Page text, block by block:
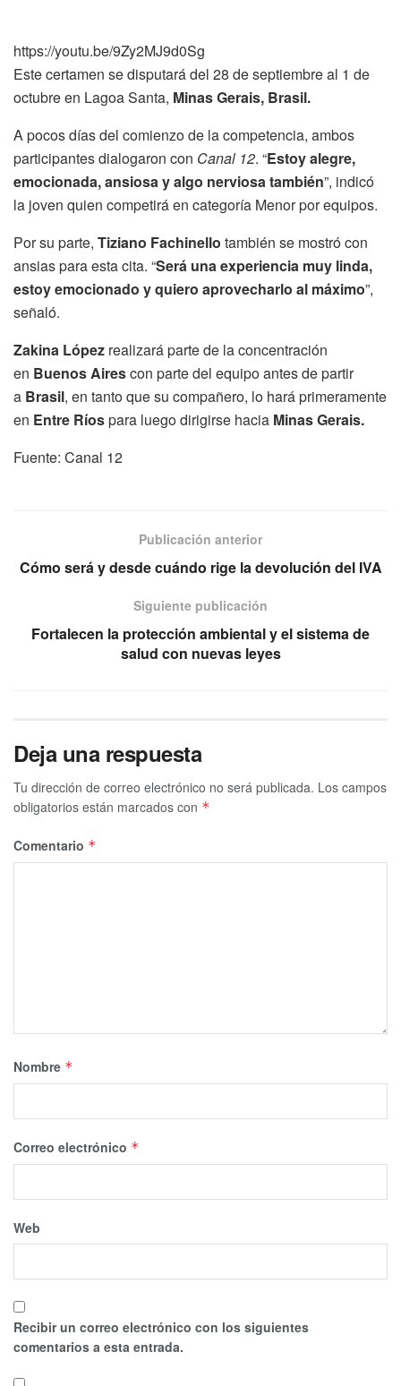
https://youtu.be/9Zy2MJ9d0Sg
Este certamen se disputará del 28 de septiembre al 1 de
octubre en Lagoa Santa, Minas Gerais, Brasil.
A pocos días del comienzo de la competencia, ambos
participantes dialogaron con Canal 12. “Estoy alegre,
emocionada, ansiosa y algo nerviosa también”, indicó
la joven quien competirá en categoría Menor por equipos.
Por su parte, Tiziano Fachinello también se mostró con
ansias para esta cita. “Será una experiencia muy linda,
estoy emocionado y quiero aprovecharlo al máximo”,
señaló.
Zakina López realizará parte de la concentración
en Buenos Airescon parte del equipo antes de partir
a Brasil, en tanto que su compañero, lo hará primeramente
en Entre Ríospara luego dirigirse hacia Minas Gerais.
Fuente: Canal 12
Publicación anterior
Cómo será y desde cuándo rige la devolución del IVA
Siguiente publicación
Fortalecen la protección ambiental y el sistema de
salud con nuevas leyes
Deja una respuesta
Tu dirección de correo electrónico no será publicada. Los campos
obligatorios están marcados con *
Comentario *
Nombre *
Correo electrónico *
Web
Recibir un correo electrónico con los siguientes
comentarios a esta entrada.